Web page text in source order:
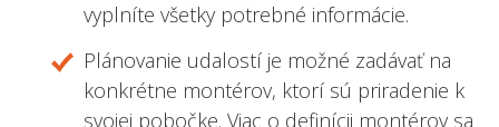
vyplníte všetky potrebné informácie.
Plánovanie udalostí je možné zadávať na
konkrétne montérov, ktorí sú priradenie k
svojej pobočke. Viac o definícii montérov sa